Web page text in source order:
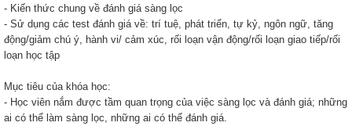
- Kiến thức chung về đánh giá sàng lọc
- Sử dụng các test đánh giá về: trí tuệ, phát triển, tự kỷ, ngôn ngữ, tăng
động/giảm chú ý, hành vi/ cảm xúc, rối loạn vận động/rối loạn giao tiếp/rối
loạn học tập
Mục tiêu của khóa học:
- Học viên nắm được tầm quan trọng của việc sàng lọc và đánh giá; những
ai có thể làm sàng lọc, những ai có thể đánh giá.